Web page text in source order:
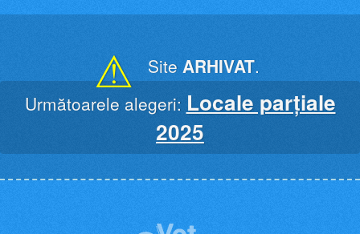
⚠ Site ARHIVAT.
Următoarele alegeri: Locale parțiale
2025